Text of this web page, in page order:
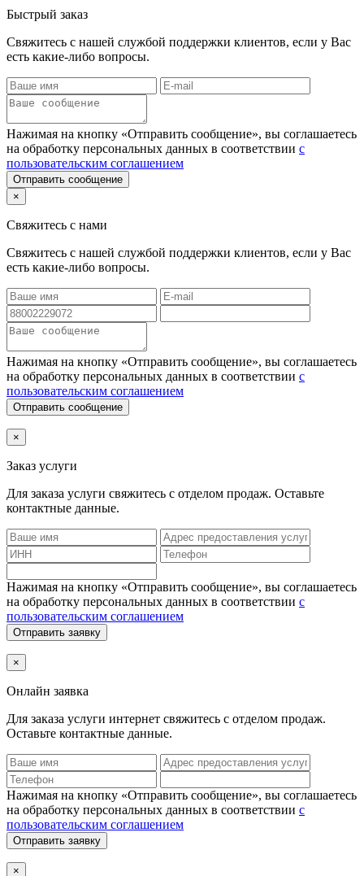
Быстрый заказ
Свяжитесь с нашей службой поддержки клиентов, если у Вас
есть какие-либо вопросы.
Нажимая на кнопку «Отправить сообщение», вы соглашаетесь
на обработку персональных данных в соответствии с
пользовательским соглашением
Отправить сообщение
×
Свяжитесь с нами
Свяжитесь с нашей службой поддержки клиентов, если у Вас
есть какие-либо вопросы.
Нажимая на кнопку «Отправить сообщение», вы соглашаетесь
на обработку персональных данных в соответствии с
пользовательским соглашением
Отправить сообщение
×
Заказ услуги
Для заказа услуги свяжитесь с отделом продаж. Оставьте
контактные данные.
Нажимая на кнопку «Отправить сообщение», вы соглашаетесь
на обработку персональных данных в соответствии с
пользовательским соглашением
Отправить заявку
×
Онлайн заявка
Для заказа услуги интернет свяжитесь с отделом продаж.
Оставьте контактные данные.
Нажимая на кнопку «Отправить сообщение», вы соглашаетесь
на обработку персональных данных в соответствии с
пользовательским соглашением
Отправить заявку
×